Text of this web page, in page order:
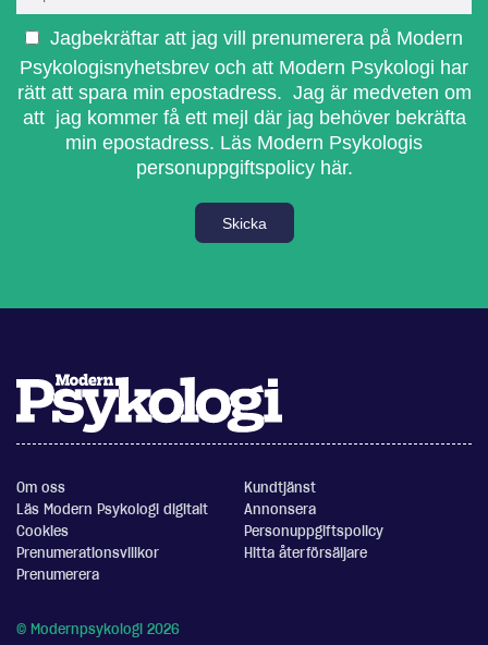
Jagbekräftar att jag vill prenumerera på Modern
Psykologisnyhetsbrev och att Modern Psykologi har
rätt att spara min epostadress. Jag är medveten om
att jag kommer få ett mejl där jag behöver bekräfta
min epostadress. Läs Modern Psykologis
personuppgiftspolicy här.
Skicka
Om oss
Kundtjänst
Läs Modern Psykologi digitalt
Annonsera
Cookies
Personuppgiftspolicy
Prenumerationsvillkor
Hitta återförsäljare
Prenumerera
© Modernpsykologi 2026